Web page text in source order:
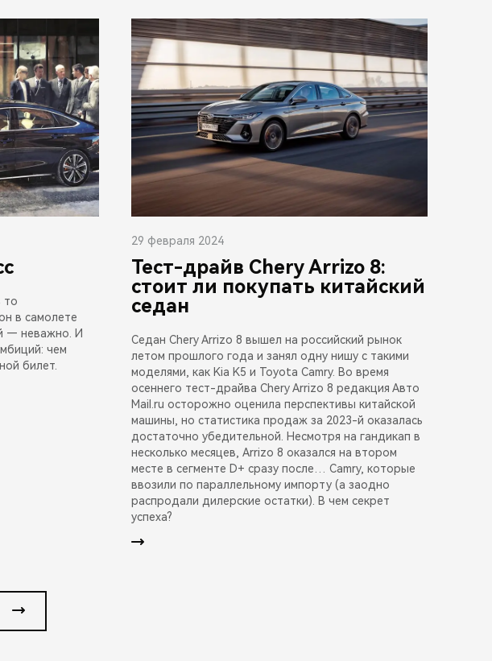
то
в самолете
— неважно. И
чем
билет.
29 февраля 2024
Тест-драйв Chery Arrizo 8:
стоит ли покупать китайский
седан
Седан Chery Arrizo 8 вышел на российский рынок
летом прошлого года и занял одну нишу с такими
моделями, как Kia K5 и Toyota Camry. Во время
осеннего тест-драйва Chery Arrizo 8 редакция Авто
Mail.ru осторожно оценила перспективы китайской
машины, но статистика продаж за 2023-й оказалась
достаточно убедительной. Несмотря на гандикап в
несколько месяцев, Arrizo 8 оказался на втором
месте в сегменте D+ сразу после… Camry, которые
ввозили по параллельному импорту (а заодно
распродали дилерские остатки). В чем секрет
успеха?